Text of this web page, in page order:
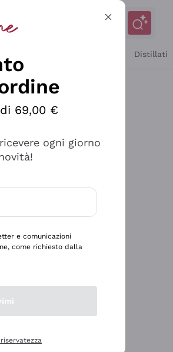
Distillati
69,00 €
ogni giorno
e comunicazioni
come richiesto dalla